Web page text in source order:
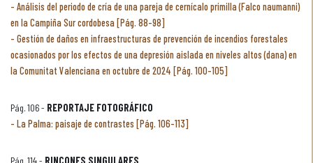
Análisis del periodo de cría de una pareja de cernícalo primilla (Falco naumanni)
en la Campiña Sur cordobesa [Pág. 88-98]
Gestión de daños en infraestructuras de prevención de incendios forestales
ocasionados por los efectos de una depresión aislada en niveles altos (dana) en
la Comunitat Valenciana en octubre de 2024 [Pág. 100-105]
Pág. 106 - REPORTAJE FOTOGRÁFICO
La Palma: paisaje de contrastes [Pág. 106-113]
Pág. 114 - RINCONES SINGULARES